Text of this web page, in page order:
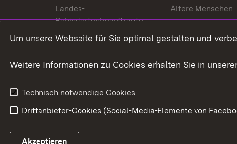
Landes-
Behindertenbeauftragte
Bürgerreferent
Karriere
Ältere Menschen
Behinderungen
Link zum Landesportal
Um unsere Webseite für Sie optimal gestalten und
Weitere Informationen zu Cookies erhalten Sie in unserer
Technisch notwendige Cookies
Drittanbieter-Cookies (Social-Media-Elemente von
Akzeptieren